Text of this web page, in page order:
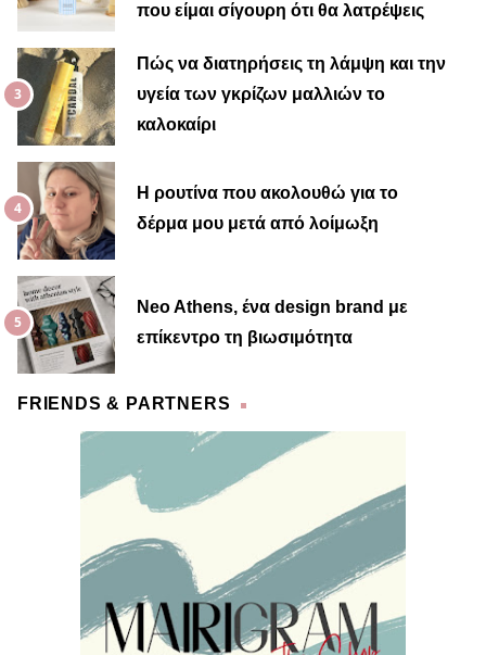
που είμαι σίγουρη ότι θα λατρέψεις
Πώς να διατηρήσεις τη λάμψη και την
υγεία των γκρίζων μαλλιών το
καλοκαίρι
Η ρουτίνα που ακολουθώ για το
δέρμα μου μετά από λοίμωξη
Neo Athens, ένα design brand με
επίκεντρο τη βιωσιμότητα
FRIENDS & PARTNERS